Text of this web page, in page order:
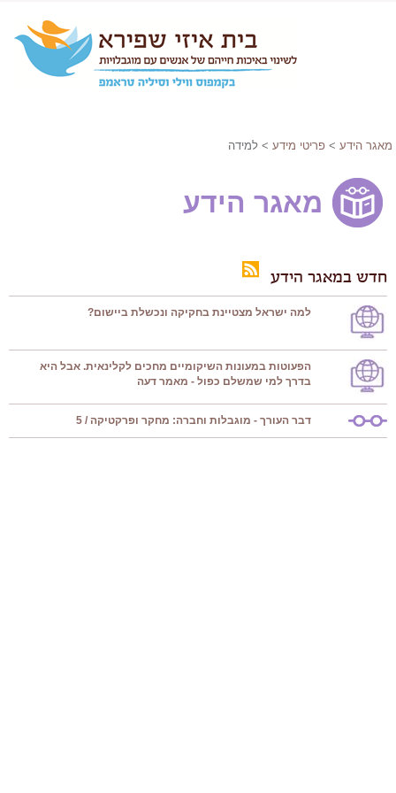
מאגר הידע > פריטי מידע > למידה
מאגר הידע
חדש במאגר הידע
למה ישראל מצטיינת בחקיקה ונכשלת ביישום?
הפעוטות במעונות השיקומיים מחכים לקלינאית. אבל היא
בדרך למי שמשלם כפול - מאמר דעה
דבר העורך - מוגבלות וחברה: מחקר ופרקטיקה / 5